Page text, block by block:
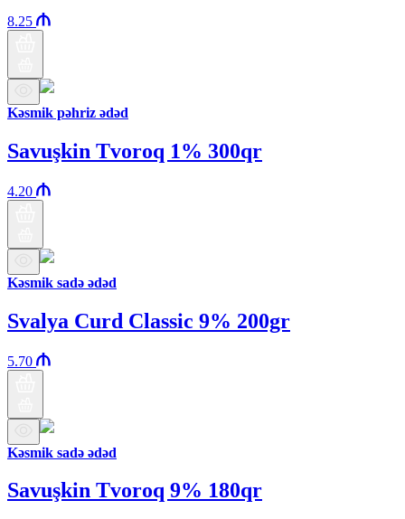
8.25
Kəsmik pəhriz ədəd
Savuşkin Tvoroq 1% 300qr
4.20
Kəsmik sadə ədəd
Svalya Curd Classic 9% 200gr
5.70
Kəsmik sadə ədəd
Savuşkin Tvoroq 9% 180qr